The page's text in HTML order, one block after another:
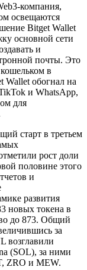
компания,
освещаются
Bitget Wallet
основной сети
и
почты. Это
в
Wallet обогнал на
и WhatsApp,
для
старт в третьем
рост доли
половине этого
и
развития
новых токена в
до 873. Общий
за
возглавили
(SOL), за ними
ZRO и MEW.